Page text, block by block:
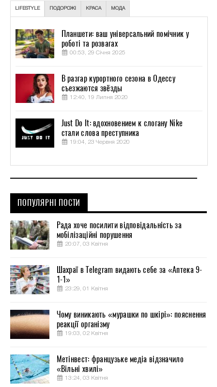
LIFESTYLE ПОДОРОЖІ КРАСА МОДА
Планшети: ваш універсальний помічник у
роботі та розвагах
00:53, 29 Січня 2025
В разгар курортного сезона в Одессу
съезжаются звёзды
12:40, 19 Липня 2020
Just Do It: вдохновением к слогану Nike
стали слова преступника
19:04, 23 Червня 2020
ПОПУЛЯРНІ ПОСТИ
Рада хоче посилити відповідальність за
мобілізаційні порушення
20:07, 03 Квітня
Шахраї в Telegram видають себе за «Аптека 9-
1-1»
23:29, 01 Квітня
Чому виникають «мурашки по шкірі»: пояснення
реакції організму
19:03, 02 Квітня
Метінвест: французьке медіа відзначило
«Вільні хвилі»
13:24, 03 Квітня